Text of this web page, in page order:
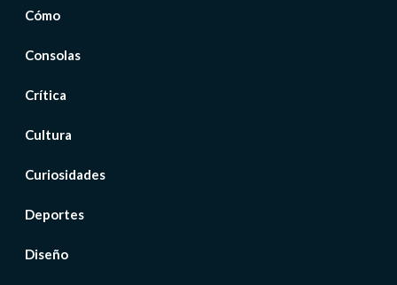
Cómo
Consolas
Crítica
Cultura
Curiosidades
Deportes
Diseño